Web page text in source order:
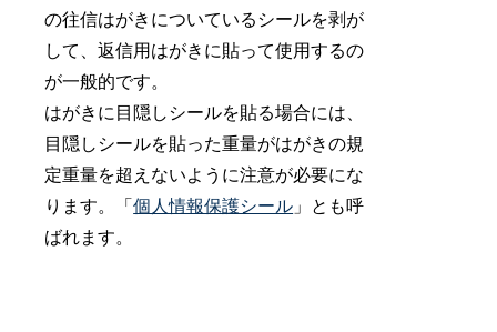
の往信はがきについているシールを剥が
して、返信用はがきに貼って使用するの
が一般的です。
はがきに目隠しシールを貼る場合には、
目隠しシールを貼った重量がはがきの規
定重量を超えないように注意が必要にな
ります。「個人情報保護シール 」とも呼
ばれます。